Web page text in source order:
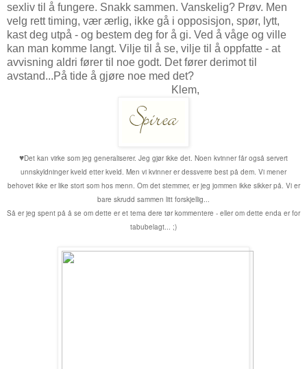
sexliv til å fungere. Snakk sammen. Vanskelig? Prøv. Men
velg rett timing, vær ærlig, ikke gå i opposisjon, spør, lytt,
kast deg utpå - og bestem deg for å gi. Ved å våge og ville
kan man komme langt. Vilje til å se, vilje til å oppfatte - at
avvisning aldri fører til noe godt. Det fører derimot til
avstand...På tide å gjøre noe med det?
Klem,
♥Det kan virke som jeg generaliserer. Jeg gjør ikke det. Noen kvinner får også servert
unnskyldninger kveld etter kveld. Men vi kvinner er dessverre best på dem. Vi mener
behovet ikke er like stort som hos menn. Om det stemmer, er jeg jommen ikke sikker på. Vi er
bare skrudd sammen litt forskjellig...
Så er jeg spent på å se om dette er et tema dere tør kommentere - eller om dette enda er for
tabubelagt... ;)